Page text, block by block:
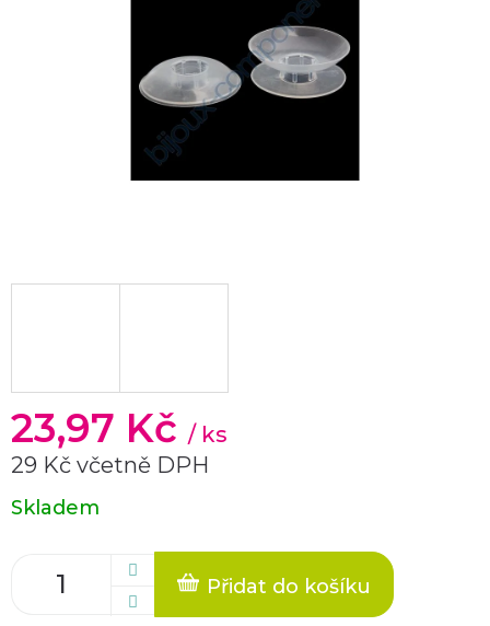
23,97 Kč / ks
29 Kč včetně DPH
Měrná
cena:
Skladem
Přidat do košíku